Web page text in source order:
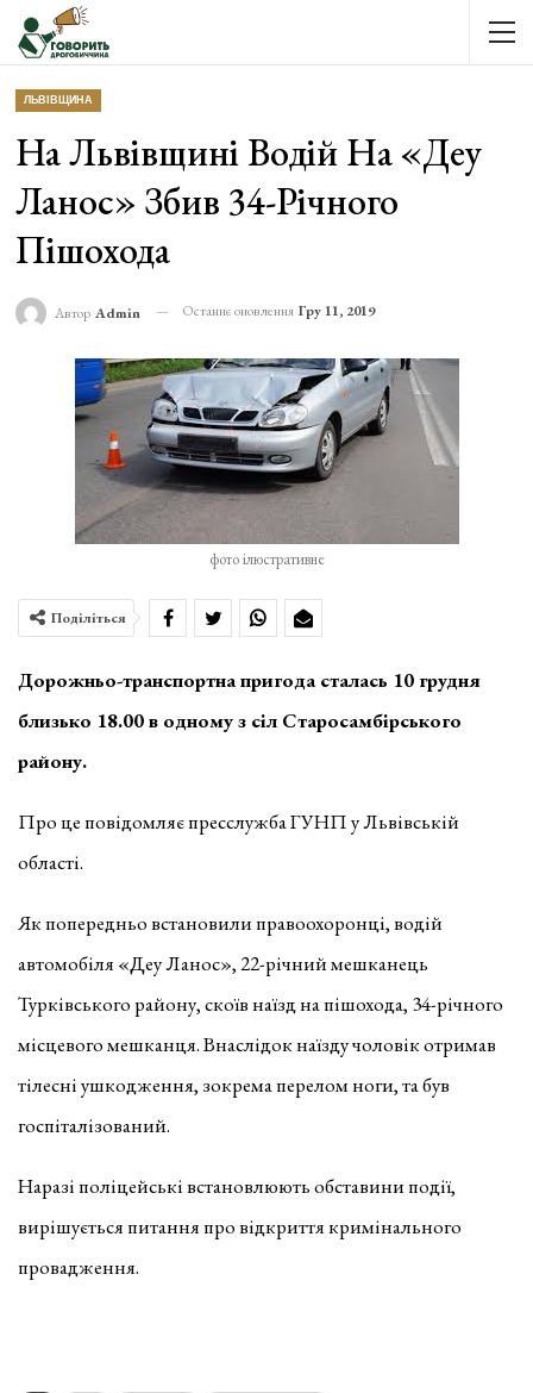
ЛЬВІВЩИНА
На Львівщині Водій На «Деу
Ланос» Збив 34-Річного
Пішохода
Автор Admin Останнє оновлення Гру 11, 2019
фото ілюстративне
Поділіться
Дорожньо-транспортна пригода сталась 10 грудня
близько 18.00 в одному з сіл Старосамбірського
району.
Про це повідомляє пресслужба ГУНП у Львівській
області.
Як попередньо встановили правоохоронці, водій
автомобіля «Деу Ланос», 22-річний мешканець
Турківського району, скоїв наїзд на пішохода, 34-річного
місцевого мешканця. Внаслідок наїзду чоловік отримав
тілесні ушкодження, зокрема перелом ноги, та був
госпіталізований.
Наразі поліцейські встановлюють обставини події,
вирішується питання про відкриття кримінального
провадження.